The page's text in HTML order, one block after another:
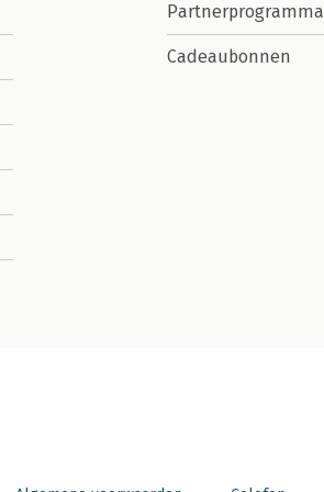
Partnerprogramma
Cadeaubonnen